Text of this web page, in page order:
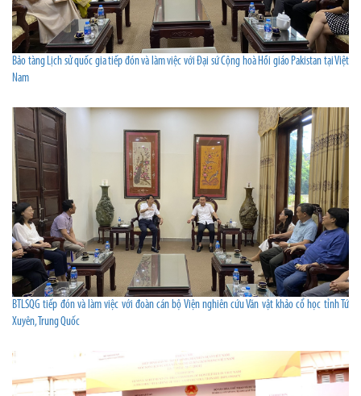
Bảo tàng Lịch sử quốc gia tiếp đón và làm việc với Đại sứ Cộng hoà Hồi giáo Pakistan tại Việt
Nam
BTLSQG tiếp đón và làm việc với đoàn cán bộ Viện nghiên cứu Văn vật khảo cổ học tỉnh Tứ
Xuyên, Trung Quốc